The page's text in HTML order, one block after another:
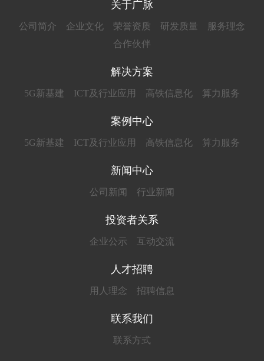
关于广脉
公司简介 企业文化 荣誉资质 研发质量
服务理念
合作伙伴
解决方案
5G新基建 ICT及行业应用 高铁信息化 算力服务
案例中心
5G新基建 ICT及行业应用 高铁信息化 算力服务
新闻中心
公司新闻 行业新闻
投资者关系
企业公示 互动交流
人才招聘
用人理念 招聘信息
联系我们
联系方式